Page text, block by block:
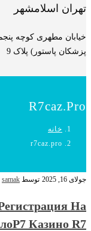
تهران اسلامشهر
خیابان مطهری کوچه
پزشکان پاستور) پلاک 9
R7caz.pro
خانه
r7caz.pro
جولای 16, 2025 توسط samak
На
Казино R7